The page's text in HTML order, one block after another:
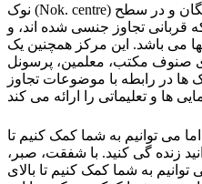
نوک (Nok. centre) یک خدمات چند رشته ای، رایگان و در سطح
قربانی تجاوز جنسی شده اند، و
می باشد. این مرکز همچنین یک
صنوف مکتب، معلمین، پرسونل
در رابطه با موضوعات تجاوز
اما می توانیم به شما کمک کنیم تا
زنده گی کنید. با شفقت، صبر،
به شما کمک کنیم تا بالای